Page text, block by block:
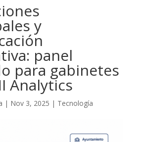
y
panel
para gabinetes
Analytics
| Nov 3, 2025 | Tecnología